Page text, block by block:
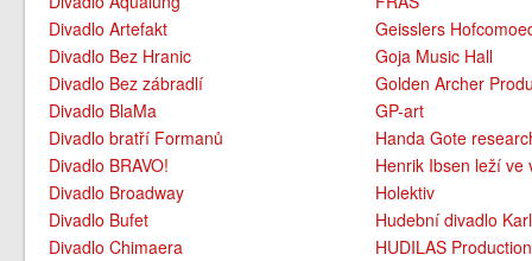
Divadlo Artefakt
Divadlo Bez Hranic
Divadlo Bez zábradlí
Divadlo BlaMa
Divadlo bratří Formanů
Divadlo BRAVO!
Divadlo Broadway
Divadlo Bufet
Divadlo Chimaera
Geisslers
Goja Music Hall
Golden Archer
GP-art
Handa Gote
Henrik Ibsen leží ve
Holektiv
Hudební divadlo
HUDILAS Production